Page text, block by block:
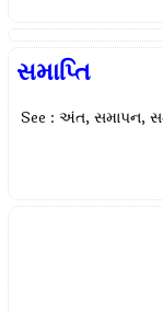
સમાપ્તિ
See : અંત, સમાપન,